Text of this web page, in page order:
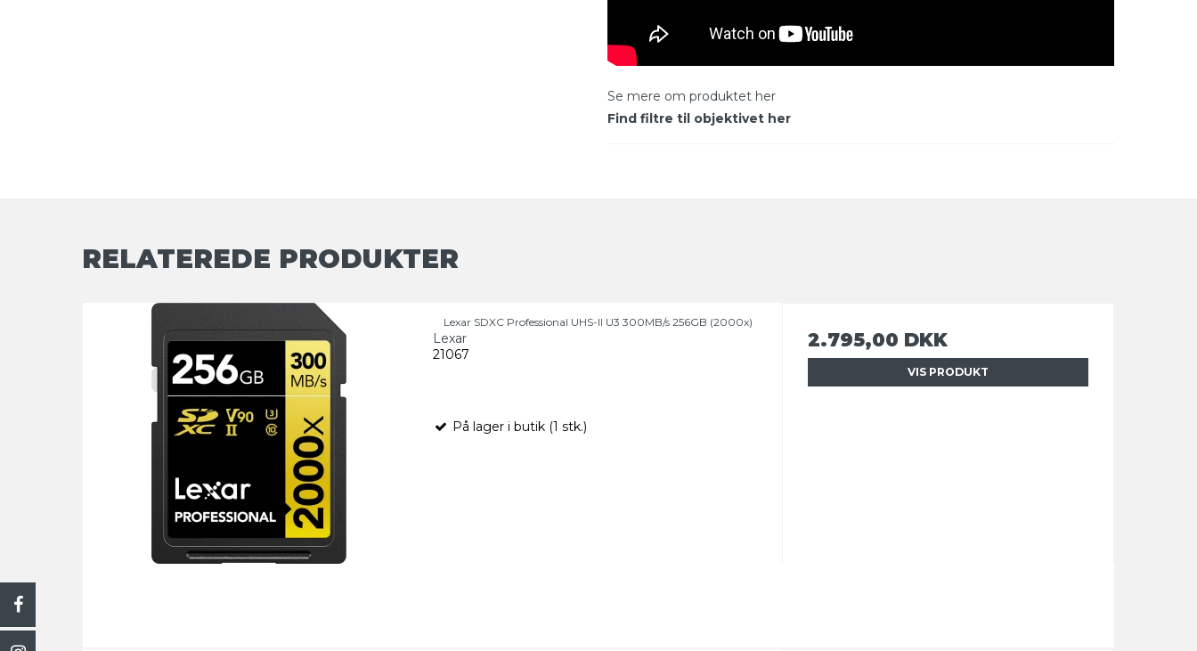
Se mere om produktet her
Find filtre til objektivet her
RELATEREDE PRODUKTER
Lexar SDXC Professional UHS-II U3 300MB/s 256GB (2000x)
Lexar
21067
På lager i butik (1 stk.)
2.795,00 DKK
VIS PRODUKT